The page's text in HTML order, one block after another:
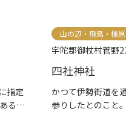
指定
る。
山の辺・飛鳥・橿
宇陀郡御杖村菅野
四社神社
かつて伊勢街道を
参りしたとのこと